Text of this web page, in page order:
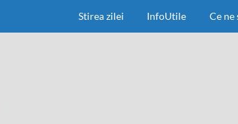
Stirea zilei InfoUtile Ce